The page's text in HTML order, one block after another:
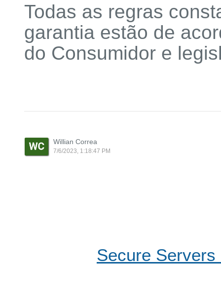
Todas as regras
garantia estão de
do Consumidor e
Willian Correa
7/6/2023, 1:18:47 PM
Secure